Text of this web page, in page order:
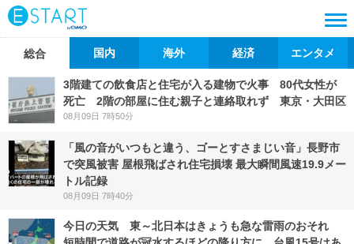
総合 国内 海外 経済 エンタメ
3階建ての飲食店と住宅が入る建物で火事 80代女性が
死亡 2階の部屋に住む親子と連絡取れず 東京・大田区
08月09日 7時50分
「風の音がいつもと違う、ゴーとすさまじい音」長野市
で突風被害 屋根飛ばされ住宅損壊 最大瞬間風速19.9メー
トル記録
08月09日 7時40分
今日の天気 東～北日本はきょうも急な雷雨のおそれ